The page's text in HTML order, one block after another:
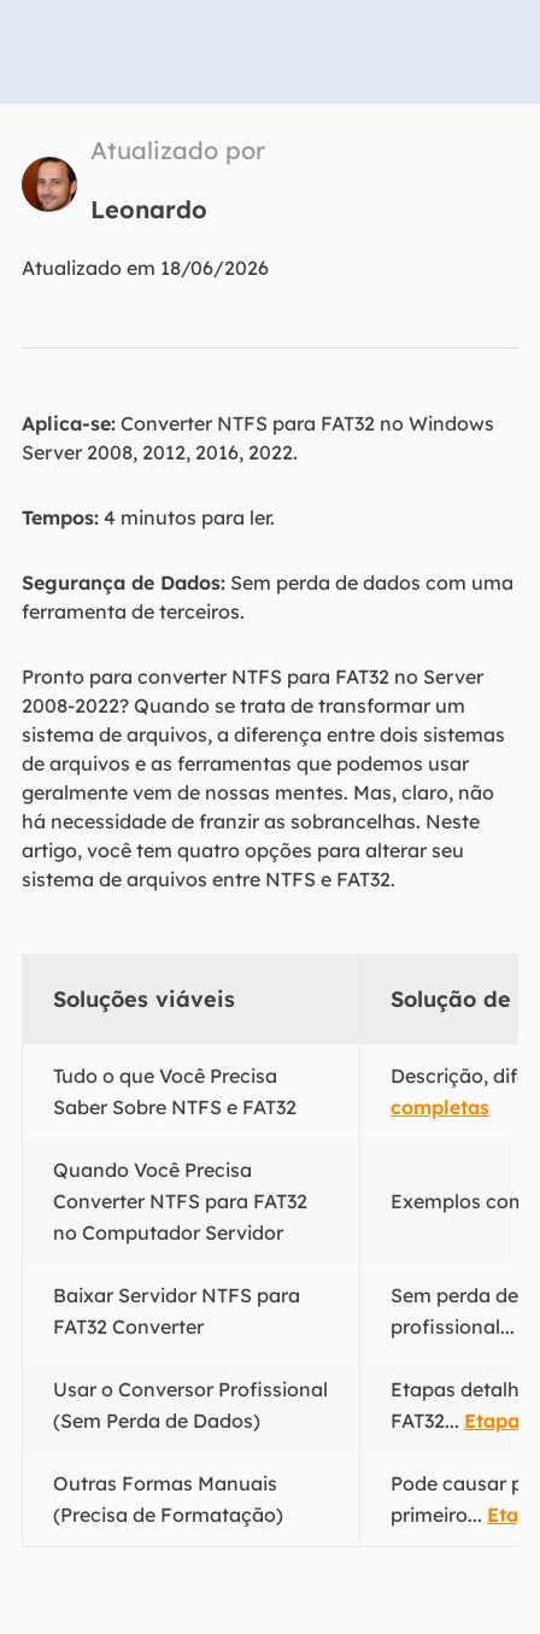
Atualizado por
Leonardo
Atualizado em 18/06/2026
Aplica-se:Converter NTFS para FAT32 no Windows
Server 2008, 2012, 2016, 2022.
Tempos:4 minutos para ler.
Segurança de Dados:Sem perda de dados com uma
ferramenta de terceiros.
Pronto para converter NTFS para FAT32 no Server
2008-2022? Quando se trata de transformar um
sistema de arquivos, a diferença entre dois sistemas
de arquivos e as ferramentas que podemos usar
geralmente vem de nossas mentes. Mas, claro, não
há necessidade de franzir as sobrancelhas. Neste
artigo, você tem quatro opções para alterar seu
sistema de arquivos entre NTFS e FAT32.
Soluções viáveis Solução de
Tudo o que Você Precisa
Saber Sobre NTFS e FAT32
Descrição,
completas
Quando Você Precisa
Converter NTFS para FAT32
no Computador Servidor
Exemplos
Baixar Servidor NTFS para
FAT32 Converter
Sem perda de
profissional...
Usar o Conversor Profissional
(Sem Perda de Dados)
Etapas
FAT32... Etapas
Outras Formas Manuais
(Precisa de Formatação)
Pode causar
primeiro...